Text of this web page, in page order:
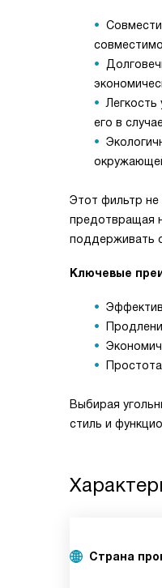
Легкость
его в
Этот фильтр не
предотвращая
поддерживать
Ключевые
Выбирая
стиль и
Страна